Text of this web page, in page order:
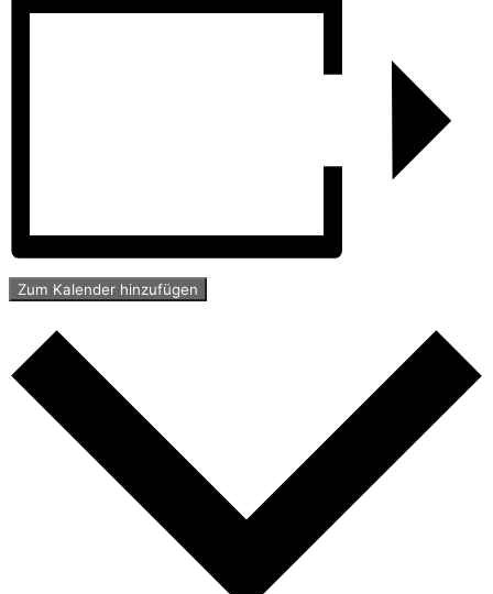
Zum Kalender hinzufügen